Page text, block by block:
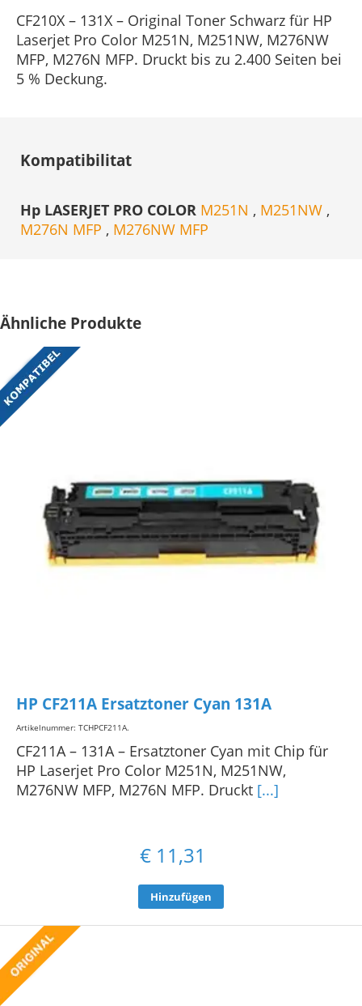
CF210X – 131X – Original Toner Schwarz für HP
Laserjet Pro Color M251N, M251NW, M276NW
MFP, M276N MFP. Druckt bis zu 2.400 Seiten bei
5 % Deckung.
Kompatibilitat
Hp LASERJET PRO COLOR M251N , M251NW ,
M276N MFP , M276NW MFP
Ähnliche Produkte
HP CF211A Ersatztoner Cyan 131A
Artikelnummer: TCHPCF211A.
CF211A – 131A – Ersatztoner Cyan mit Chip für
HP Laserjet Pro Color M251N, M251NW,
M276NW MFP, M276N MFP. Druckt [...]
€ 11,31
Hinzufügen